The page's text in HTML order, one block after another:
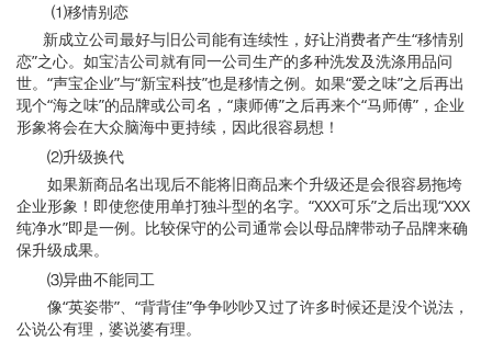
⑴移情别恋
新成立公司最好与旧公司能有连续性，好让消费者产生“移情别
恋”之心。如宝洁公司就有同一公司生产的多种洗发及洗涤用品问
世。“声宝企业”与“新宝科技”也是移情之例。如果“爱之味”之后再出
现个“海之味”的品牌或公司名，“康师傅”之后再来个“马师傅”，企业
形象将会在大众脑海中更持续，因此很容易想！
⑵升级换代
如果新商品名出现后不能将旧商品来个升级还是会很容易拖垮
企业形象！即使您使用单打独斗型的名字。“XXX可乐”之后出现“XXX
纯净水”即是一例。比较保守的公司通常会以母品牌带动子品牌来确
保升级成果。
⑶异曲不能同工
像“英姿带”、“背背佳”争争吵吵又过了许多时候还是没个说法，
公说公有理，婆说婆有理。